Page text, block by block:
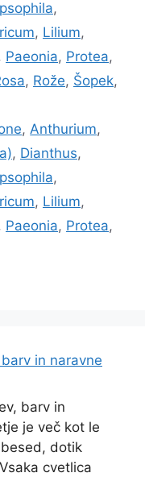
,
, Lilium,
, Paeonia, Protea,
, Rože, Šopek,
, Anthurium,
, Dianthus,
,
, Lilium,
, Paeonia, Protea,
in naravne
barv in
je več kot le
dotik
cvetlica